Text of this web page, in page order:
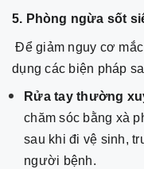
5. Phòng ngừa sốt
Để giảm nguy cơ
dụng các biện pháp
Rửa tay thường
chăm sóc bằng xà
sau khi đi vệ sinh,
người bệnh.